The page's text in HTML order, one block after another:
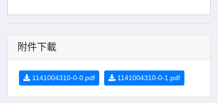
附件下載
1141004310-0-0.pdf 1141004310-0-1.pdf